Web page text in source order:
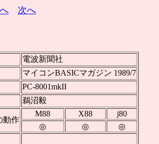
次へ
電波新聞社
マイコンBASICマガジン 1989/7
PC-8001mkII
鵜沼毅
動作
M88 X88
j80
◎
◎
◎